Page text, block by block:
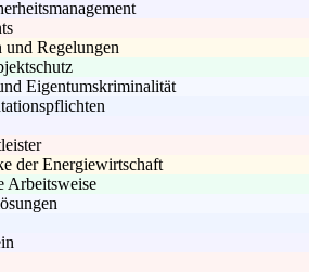
Regelungen
Eigentumskriminalität
der Energiewirtschaft
Arbeitsweise